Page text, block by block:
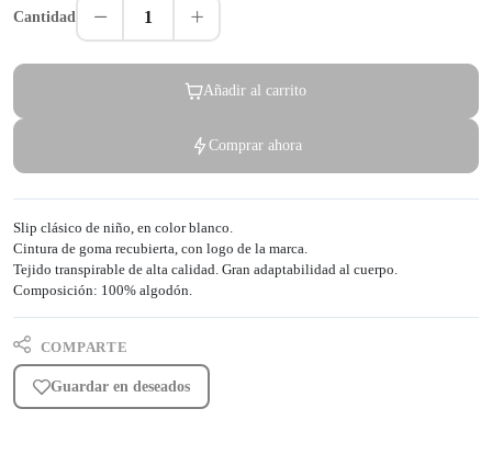
Cantidad 1
Añadir al carrito
Comprar ahora
Slip clásico de niño, en color blanco.
Cintura de goma recubierta, con logo de la marca.
Tejido transpirable de alta calidad. Gran adaptabilidad al cuerpo.
Composición: 100% algodón.
COMPARTE
Guardar en deseados